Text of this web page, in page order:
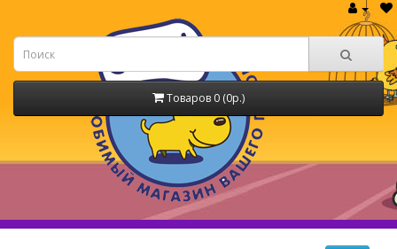
Товаров 0 (0р.)